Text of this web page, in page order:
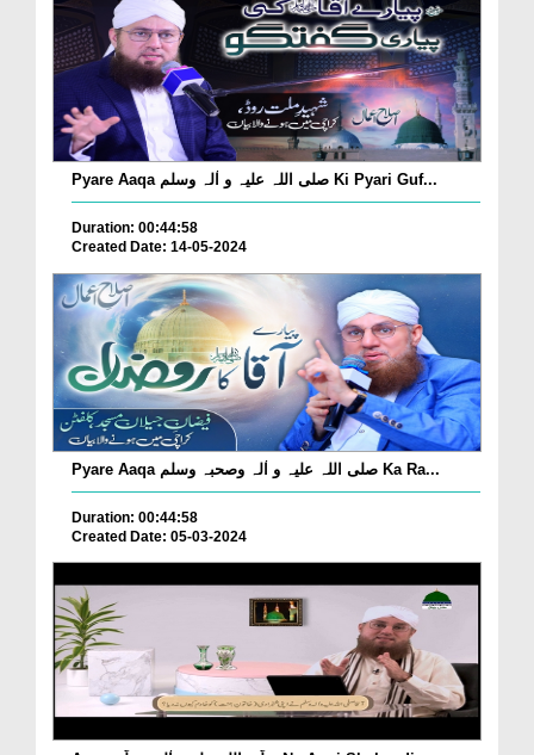
Pyare Aaqa صلی اللہ علیہ و اٰلہ وسلم Ki Pyari Guf...
Duration: 00:44:58
Created Date: 14-05-2024
Pyare Aaqa صلی اللہ علیہ و اٰلہ وصحبہ وسلم Ka Ra...
Duration: 00:44:58
Created Date: 05-03-2024